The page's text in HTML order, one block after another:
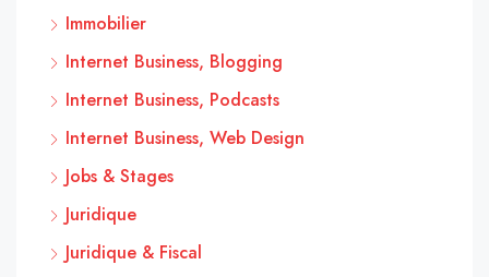
Immobilier
Internet Business, Blogging
Internet Business, Podcasts
Internet Business, Web Design
Jobs & Stages
Juridique
Juridique & Fiscal